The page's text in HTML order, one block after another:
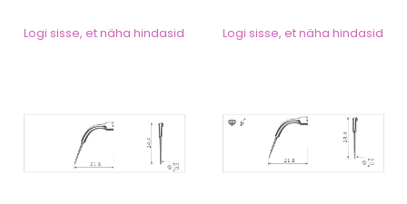
Logi sisse, et näha hindasid Logi sisse, et näha hindasid